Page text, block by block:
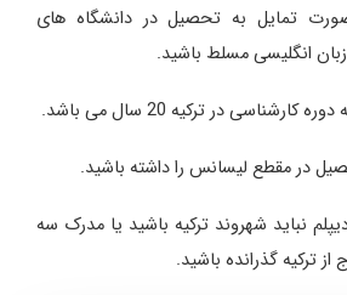
تمایل به تحصیل در دانشگاه های
انگلیسی مسلط باشید.
در ترکیه 20 سال می باشد.
در مقطع لیسانس را داشته باشید.
نباید شهروند ترکیه باشید یا مدرک سه
ترکیه گذرانده باشید.​